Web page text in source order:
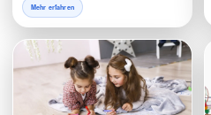
Mehr erfahren